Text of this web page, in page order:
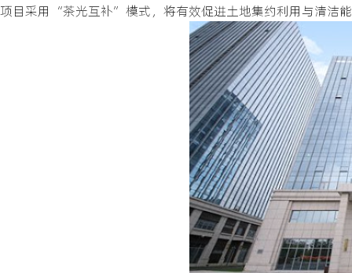
项目采用“茶光互补”模式，将有效促进土地集约利用与清洁